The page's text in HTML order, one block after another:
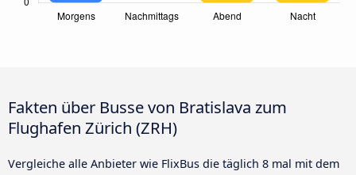
Fakten über Busse von Bratislava zum
Flughafen Zürich (ZRH)
Vergleiche alle Anbieter wie FlixBus die täglich 8 mal mit dem